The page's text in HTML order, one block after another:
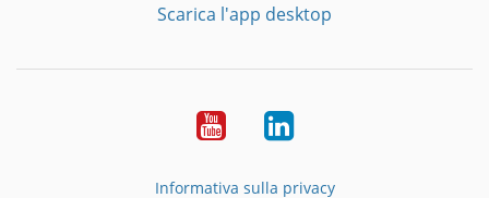
Scarica l'app desktop
YouTubeLinkedIn
Informativa sulla privacy